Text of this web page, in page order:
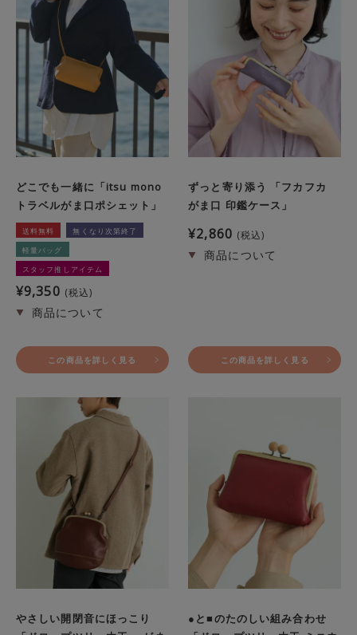
どこでも一緒に「itsu mono
トラベルがま口ポシェット」
送料無料
無くなり次第終了
軽量バッグ
スタッフ推しアイテム
¥9,350 税込
この商品を詳しく見る
ずっと寄り添う 「フカフカ
がま口 印鑑ケース」
¥2,860 税込
この商品を詳しく見る
やさしい開閉音にほっこり
●と■のたのしい組み合わせ